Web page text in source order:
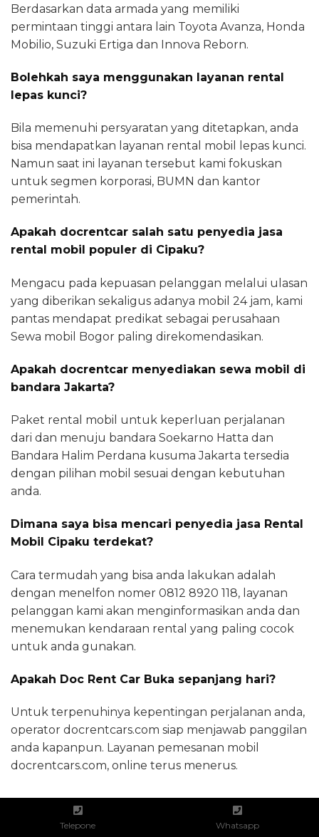
Berdasarkan data armada yang memiliki
permintaan tinggi antara lain Toyota Avanza, Honda
Mobilio, Suzuki Ertiga dan Innova Reborn.
Bolehkah saya menggunakan layanan rental
lepas kunci?
Bila memenuhi persyaratan yang ditetapkan, anda
bisa mendapatkan layanan rental mobil lepas kunci.
Namun saat ini layanan tersebut kami fokuskan
untuk segmen korporasi, BUMN dan kantor
pemerintah.
Apakah docrentcar salah satu penyedia jasa
rental mobil populer di Cipaku?
Mengacu pada kepuasan pelanggan melalui ulasan
yang diberikan sekaligus adanya mobil 24 jam, kami
pantas mendapat predikat sebagai perusahaan
Sewa mobil Bogor paling direkomendasikan.
Apakah docrentcar menyediakan sewa mobil di
bandara Jakarta?
Paket rental mobil untuk keperluan perjalanan
dari dan menuju bandara Soekarno Hatta dan
Bandara Halim Perdana kusuma Jakarta tersedia
dengan pilihan mobil sesuai dengan kebutuhan
anda.
Dimana saya bisa mencari penyedia jasa Rental
Mobil Cipaku terdekat?
Cara termudah yang bisa anda lakukan adalah
dengan menelfon nomer 0812 8920 118, layanan
pelanggan kami akan menginformasikan anda dan
menemukan kendaraan rental yang paling cocok
untuk anda gunakan.
Apakah Doc Rent Car Buka sepanjang hari?
Untuk terpenuhinya kepentingan perjalanan anda,
operator docrentcars.com siap menjawab panggilan
anda kapanpun. Layanan pemesanan mobil
docrentcars.com, online terus menerus.
WhatsApp
Telepone
Whatsapp